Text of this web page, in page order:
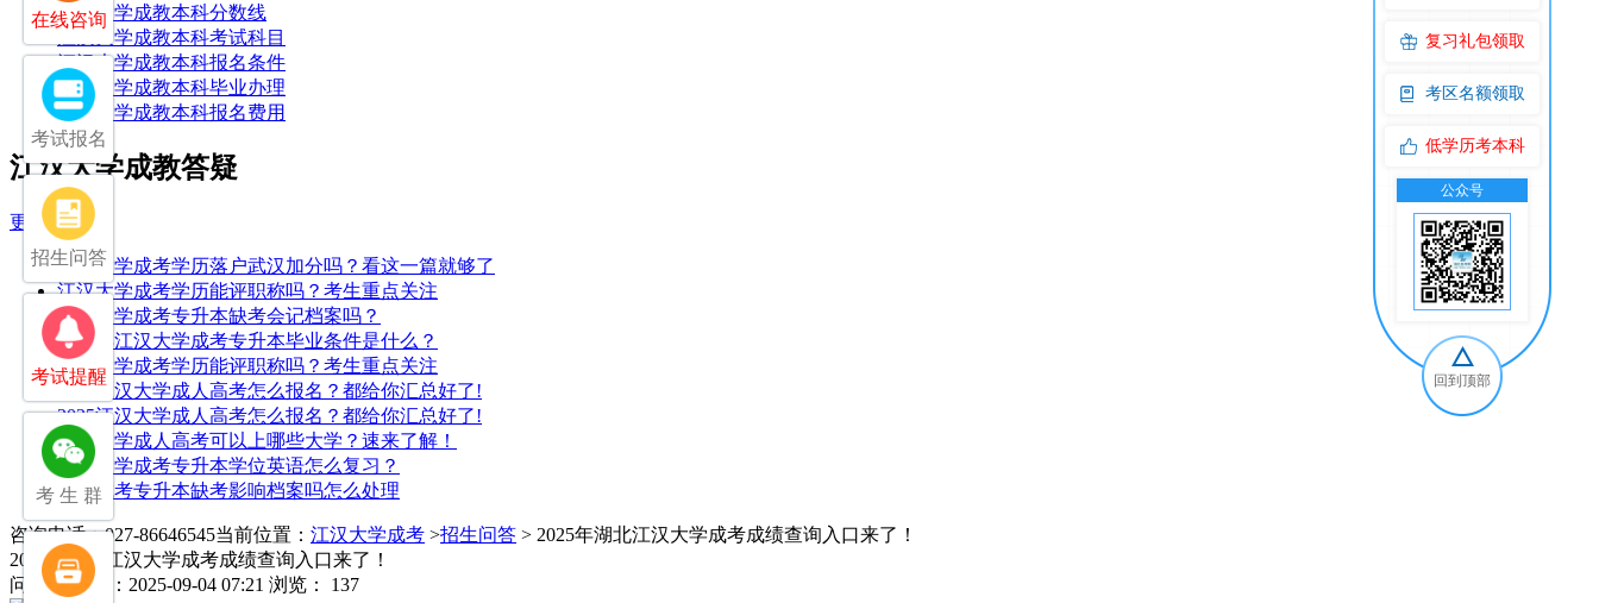
江汉大学成教本科分数线
江汉大学成教本科考试科目
江汉大学成教本科报名条件
江汉大学成教本科毕业办理
江汉大学成教本科报名费用
江汉大学成教答疑
更多>>
江汉大学成考学历落户武汉加分吗？看这一篇就够了
江汉大学成考学历能评职称吗？考生重点关注
江汉大学成考专升本缺考会记档案吗？
2025年江汉大学成考专升本毕业条件是什么？
江汉大学成考学历能评职称吗？考生重点关注
2025江汉大学成人高考怎么报名？都给你汇总好了!
2025江汉大学成人高考怎么报名？都给你汇总好了!
江汉大学成人高考可以上哪些大学？速来了解！
江汉大学成考专升本学位英语怎么复习？
湖北成考专升本缺考影响档案吗怎么处理
咨询电话：027-86646545当前位置： 江汉大学成考 >招生问答 > 2025年湖北江汉大学成考成绩查询入口来了！
2025年湖北江汉大学成考成绩查询入口来了！
问
发布日期：2025-09-04 07:21 浏览： 137
在线咨询
考试报名
招生问答
考试提醒
考 生 群
复习礼包领取
考区名额领取
低学历考本科
公众号
回到顶部